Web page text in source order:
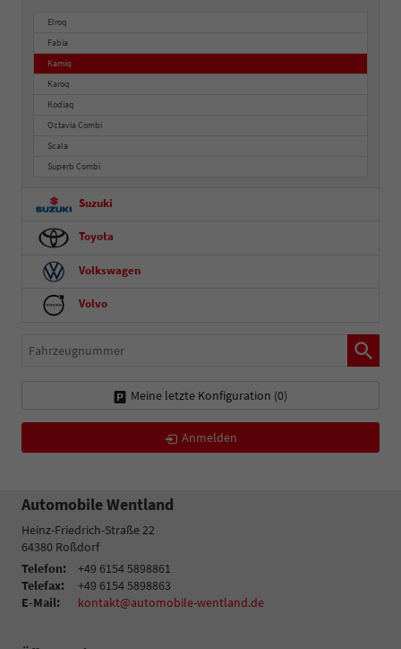
Elroq
Fabia
Kamiq
Karoq
Kodiaq
Octavia Combi
Scala
Superb Combi
Suzuki
Toyota
Volkswagen
Volvo
Fahrzeugnummer
Meine letzte Konfiguration (0)
Anmelden
Automobile Wentland
Heinz-Friedrich-Straße 22
64380 Roßdorf
Telefon:
+49 6154 5898861
Telefax:
+49 6154 5898863
E-Mail:
kontakt@automobile-wentland.de